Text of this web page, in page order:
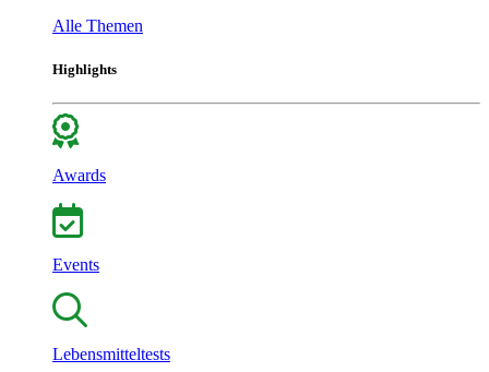
Alle Themen
Highlights
Awards
Events
Lebensmitteltests